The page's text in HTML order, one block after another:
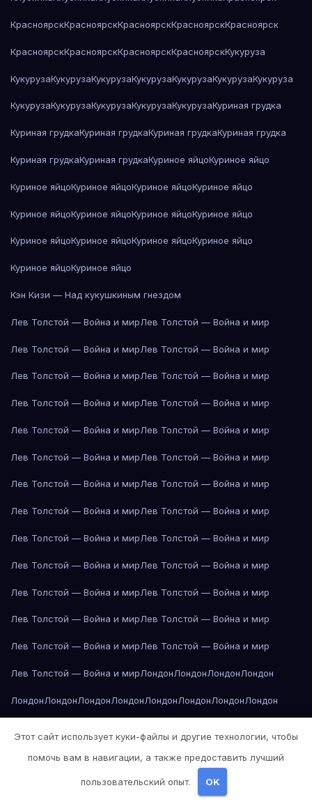
КрасноярскКрасноярскКрасноярскКрасноярскКрасноярск
КрасноярскКрасноярскКрасноярскКрасноярскКукуруза
КукурузаКукурузаКукурузаКукурузаКукурузаКукурузаКукуруза
КукурузаКукурузаКукурузаКукурузаКукурузаКуриная грудка
Куриная грудкаКуриная грудкаКуриная грудкаКуриная грудка
Куриная грудкаКуриная грудкаКуриное яйцоКуриное яйцо
Куриное яйцоКуриное яйцоКуриное яйцоКуриное яйцо
Куриное яйцоКуриное яйцоКуриное яйцоКуриное яйцо
Куриное яйцоКуриное яйцоКуриное яйцоКуриное яйцо
Куриное яйцоКуриное яйцо
Кэн Кизи — Над кукушкиным гнездом
Лев Толстой — Война и мирЛев Толстой — Война и мир
Лев Толстой — Война и мирЛев Толстой — Война и мир
Лев Толстой — Война и мирЛев Толстой — Война и мир
Лев Толстой — Война и мирЛев Толстой — Война и мир
Лев Толстой — Война и мирЛев Толстой — Война и мир
Лев Толстой — Война и мирЛев Толстой — Война и мир
Лев Толстой — Война и мирЛев Толстой — Война и мир
Лев Толстой — Война и мирЛев Толстой — Война и мир
Лев Толстой — Война и мирЛев Толстой — Война и мир
Лев Толстой — Война и мирЛев Толстой — Война и мир
Лев Толстой — Война и мирЛев Толстой — Война и мир
Лев Толстой — Война и мирЛев Толстой — Война и мир
Лев Толстой — Война и мирЛев Толстой — Война и мир
Лев Толстой — Война и мирЛондонЛондонЛондонЛондон
ЛондонЛондонЛондонЛондонЛондонЛондонЛондонЛондон
Лос-АнджелесЛос-АнджелесЛос-АнджелесЛос-Анджелес
Лос-АнджелесЛос-АнджелесЛос-Анджелес
Этот сайт использует куки-файлы и другие технологии, чтобы
помочь вам в навигации, а также предоставить лучший
пользовательский опыт. OK